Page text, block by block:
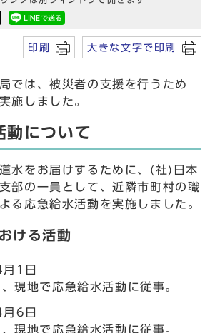
印刷 大きな文字で印刷
では、被災者の支援を行うため
施しました。
動について
水をお届けするために、(社)日本
部の一員として、近隣市町村の職
る応急給水活動を実施しました。
ける活動
1日
現地で応急給水活動に従事。
6日
現地で応急給水活動に従事。